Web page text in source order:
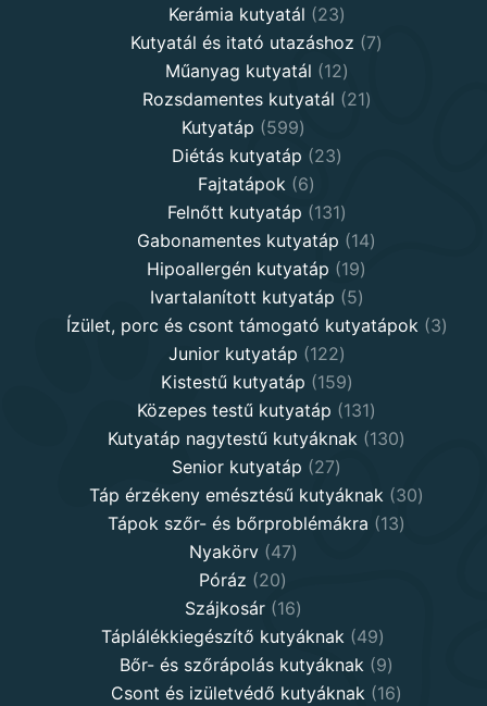
products
Kerámia kutyatál 2323
products
Kutyatál és itató utazáshoz 77
Műanyag kutyatál 1212
products
Rozsdamentes kutyatál 2121
Kutyatáp 599599
products
Diétás kutyatáp 2323
Fajtatápok 66
products
Felnőtt kutyatáp 131131
products
Gabonamentes kutyatáp 1414
Hipoallergén kutyatáp 1919
products
Ivartalanított kutyatáp 55
products
Ízület, porc és csont támogató kutyatápok 33
Junior kutyatáp 122122
products
Kistestű kutyatáp 159159
products
Közepes testű kutyatáp 131131
products
Kutyatáp nagytestű kutyáknak 130130
Senior kutyatáp 2727
products
Táp érzékeny emésztésű kutyáknak 3030
Tápok szőr- és bőrproblémákra 1313
Nyakörv 4747
Póráz 2020
products
Szájkosár 1616
products
Táplálékkiegészítő kutyáknak 4949
products
Bőr- és szőrápolás kutyáknak 99
products
Csont és izületvédő kutyáknak 1616